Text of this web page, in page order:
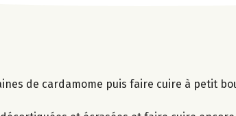
de cardamome puis faire cuire à petit